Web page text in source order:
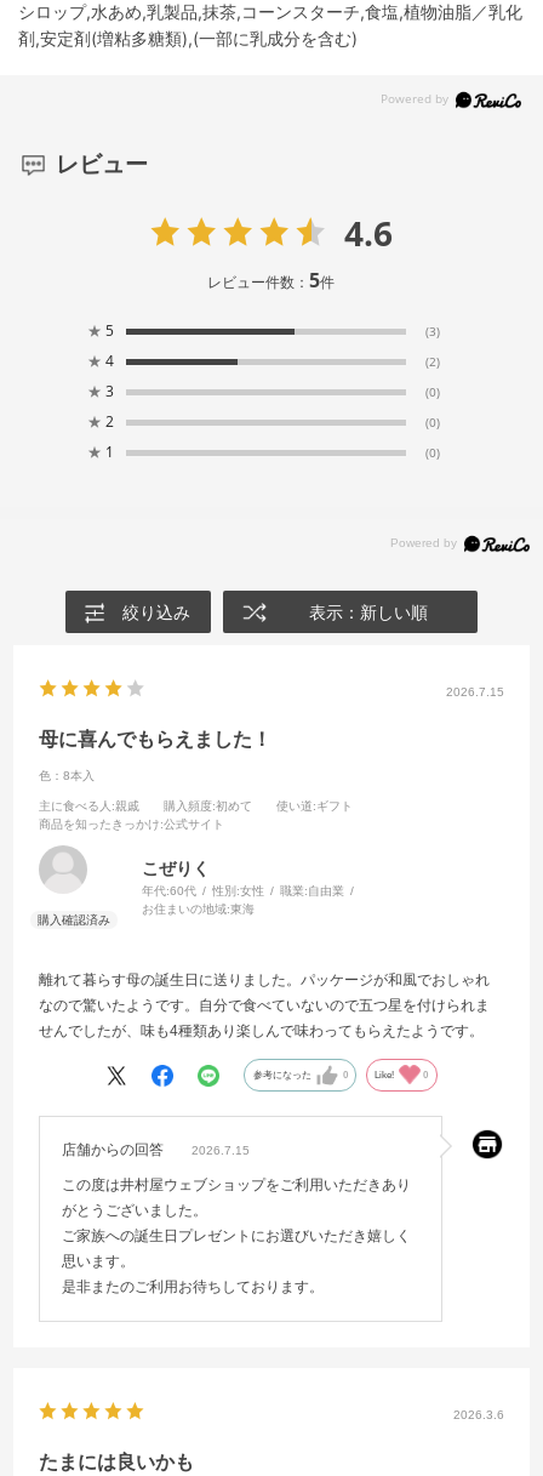
シロップ,水あめ,乳製品,抹茶,コーンスターチ,食塩,植物油脂／乳化
剤,安定剤(増粘多糖類),(一部に乳成分を含む)
レビュー
4.6
レビュー件数：5件
★ 5 (3)
★ 4 (2)
★ 3 (0)
★ 2 (0)
★ 1 (0)
絞り込み 表示：新しい順
2026.7.15
母に喜んでもらえました！
色：8本入
主に食べる人 :親戚 購入頻度:初めて 使い道:ギフト
商品を知ったきっかけ:公式サイト
こぜりく
年代:60代 性別:女性 職業:自由業
お住まいの地域:東海
離れて暮らす母の誕生日に送りました。パッケージが和風でおしゃれ
なので驚いたようです。自分で食べていないので五つ星を付けられま
せんでしたが、味も4種類あり楽しんで味わってもらえたようです。
参考になった 0 Like! 0
店舗からの回答 2026.7.15
この度は井村屋ウェブショップをご利用いただきあり
がとうございました。
ご家族への誕生日プレゼントにお選びいただき嬉しく
思います。
是非またのご利用お待ちしております。
2026.3.6
たまには良いかも